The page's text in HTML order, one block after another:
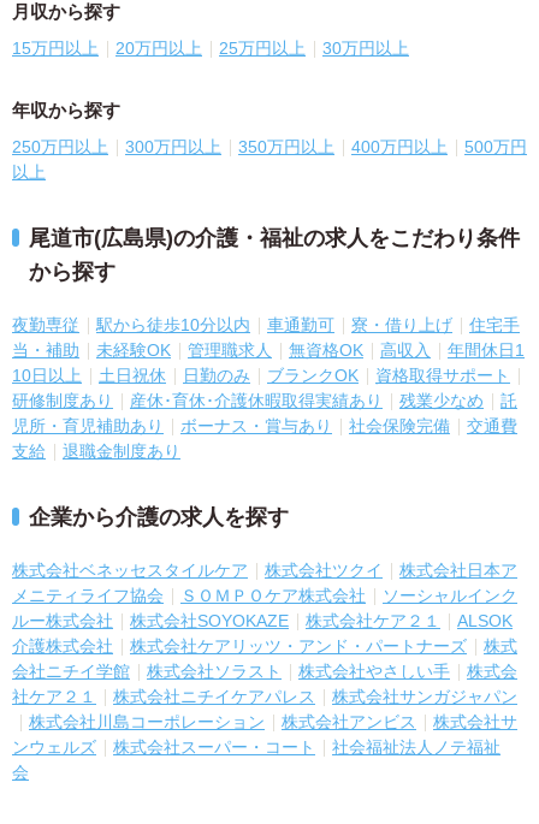
月収から探す
15万円以上 20万円以上 25万円以上 30万円以上
年収から探す
250万円以上 300万円以上 350万円以上 400万円以上
500万円
以上
尾道市(広島県)の介護・福祉の求人をこだわり条件
から探す
夜勤専従 駅から徒歩10分以内 車通勤可 寮・借り上げ
住宅手
当・補助
未経験OK 管理職求人 無資格OK 高収入
年間休日1
10日以上
土日祝休 日勤のみ ブランクOK
資格取得サポート
研修制度あり
産休･育休･介護休暇取得実績あり 残業少なめ
託
児所・育児補助あり
ボーナス・賞与あり 社会保険完備
交通費
支給
退職金制度あり
企業から介護の求人を探す
株式会社ベネッセスタイルケア 株式会社ツクイ
株式会社日本ア
メニティライフ協会
ＳＯＭＰＯケア株式会社
ソーシャルインク
ルー株式会社
株式会社SOYOKAZE 株式会社ケア２１
ALSOK
介護株式会社
株式会社ケアリッツ・アンド・パートナーズ
株式
会社ニチイ学館
株式会社ソラスト 株式会社やさしい手
株式会
社ケア２１
株式会社ニチイケアパレス
株式会社サンガジャパン
株式会社川島コーポレーション
株式会社アンビス
株式会社サ
ンウェルズ
株式会社スーパー・コート
社会福祉法人ノテ福祉
会